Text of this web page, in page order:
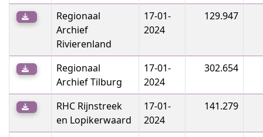
Regionaal
Archief
Rivierenland
17-01-
2024
129.947
Regionaal
Archief Tilburg
17-01-
2024
302.654
RHC Rijnstreek
en Lopikerwaard
17-01-
2024
141.279